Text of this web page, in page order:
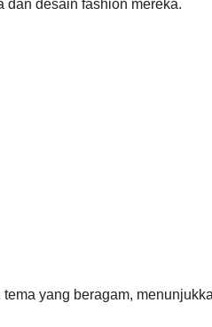
dan desain fashion mereka.
yang beragam,